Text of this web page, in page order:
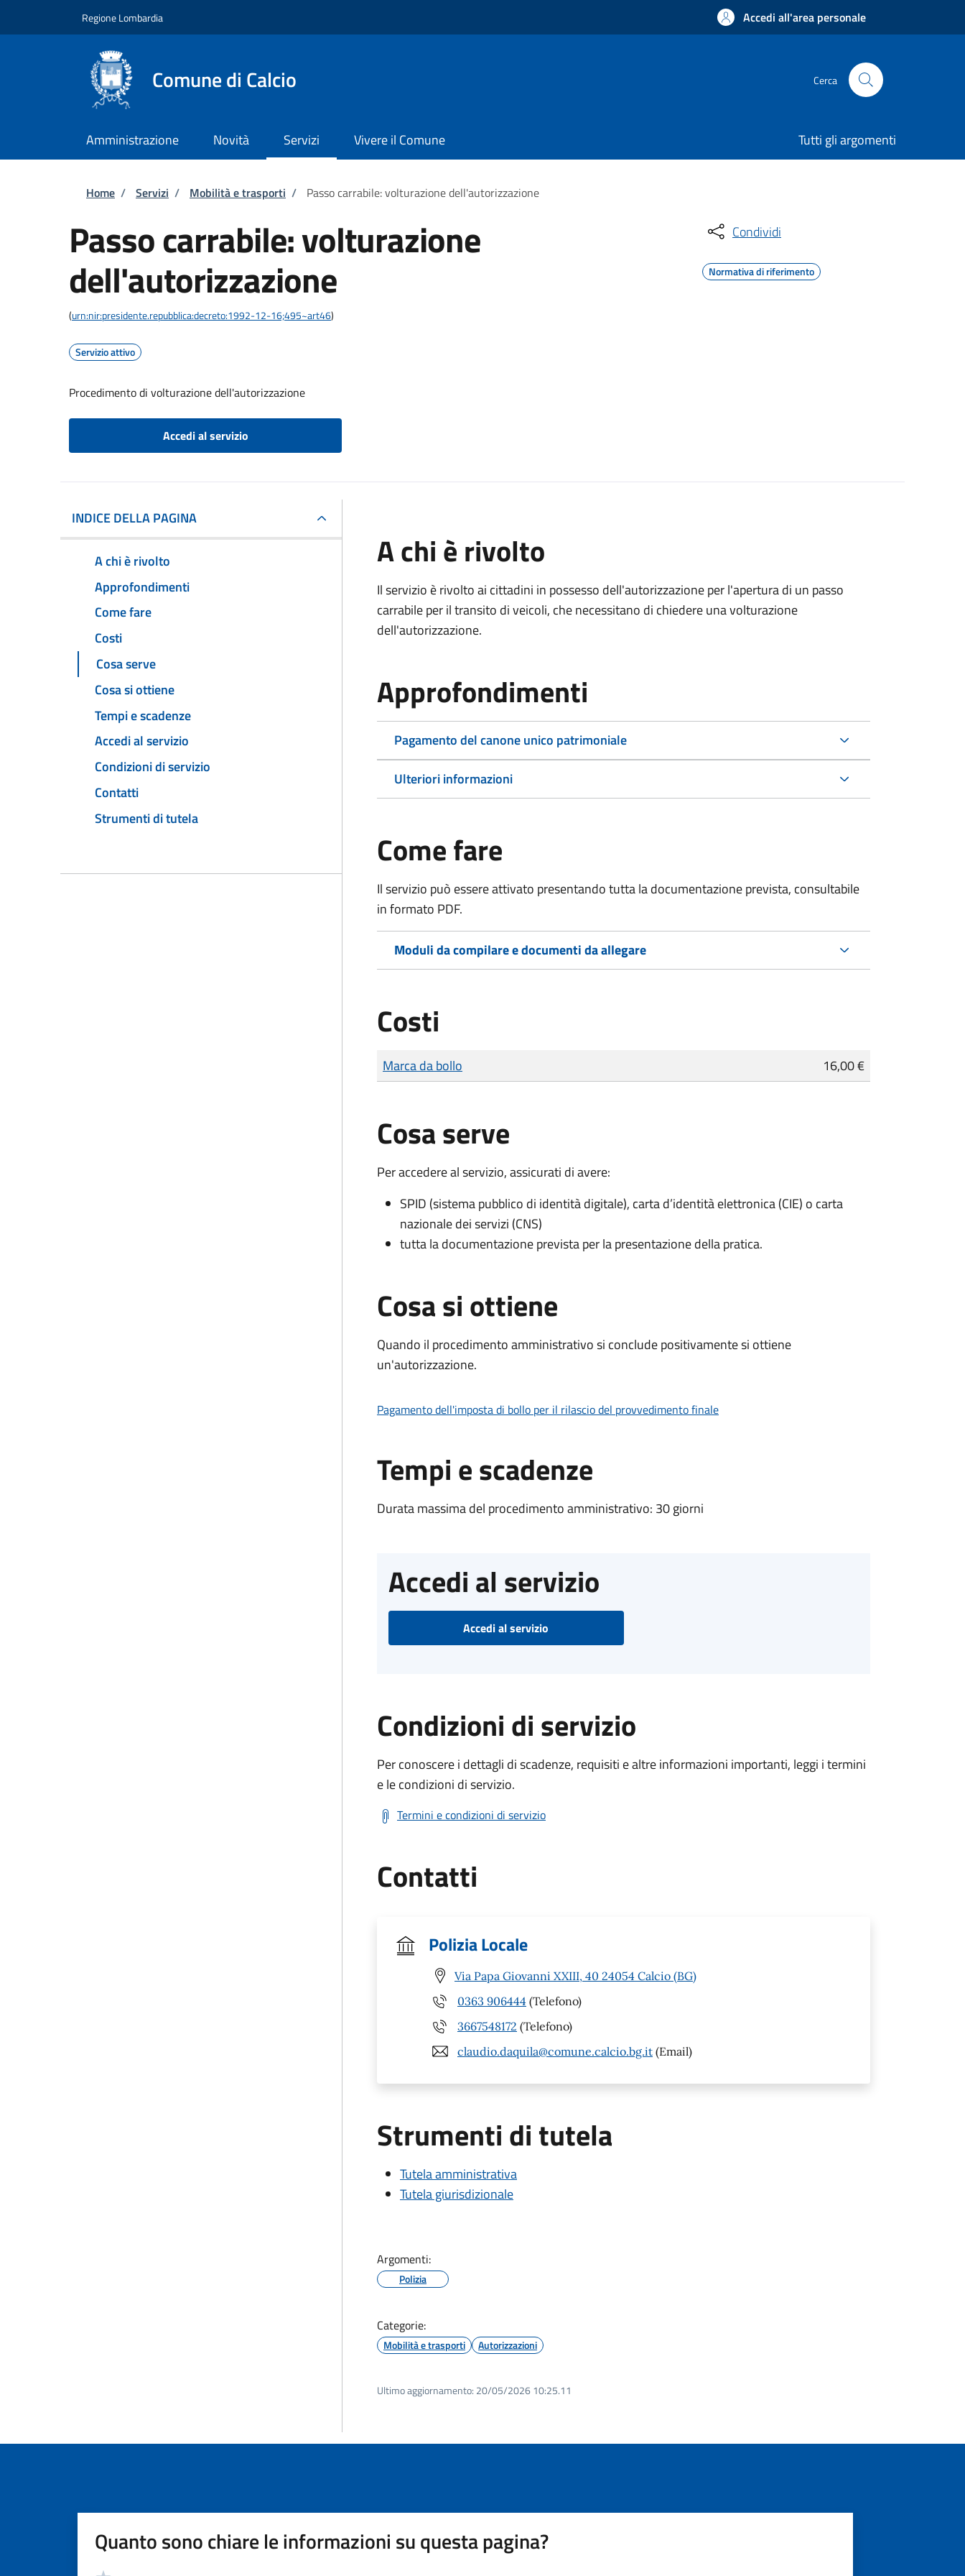
Regione Lombardia Accedi all'area personale
Comune di Calcio Cerca
Amministrazione Novità Servizi Vivere il Comune Tutti gli argomenti
Briciole di pane
Home / Servizi / Mobilità e trasporti / Passo carrabile: volturazione dell'autorizzazione
Passo carrabile: volturazione
dell'autorizzazione
(urn:nir:presidente.repubblica:decreto:1992-12-16;495~art46)
Servizio attivo
Procedimento di volturazione dell'autorizzazione
Accedi al servizio
Condividi
Normativa di riferimento
INDICE DELLA PAGINA
A chi è rivolto
Approfondimenti
Come fare
Costi
Cosa serve
Cosa si ottiene
Tempi e scadenze
Accedi al servizio
Condizioni di servizio
Contatti
Strumenti di tutela
A chi è rivolto
Il servizio è rivolto ai cittadini in possesso dell'autorizzazione per l'apertura di un passo
carrabile per il transito di veicoli, che necessitano di chiedere una volturazione
dell'autorizzazione.
Approfondimenti
Pagamento del canone unico patrimoniale
Ulteriori informazioni
Come fare
Il servizio può essere attivato presentando tutta la documentazione prevista, consultabile
in formato PDF.
Moduli da compilare e documenti da allegare
Costi
Tipo di pagamento
Importo
Marca da bollo 16,00 €
Cosa serve
Per accedere al servizio, assicurati di avere:
SPID (sistema pubblico di identità digitale), carta d’identità elettronica (CIE) o carta
nazionale dei servizi (CNS)
tutta la documentazione prevista per la presentazione della pratica.
Cosa si ottiene
Quando il procedimento amministrativo si conclude positivamente si ottiene
un'autorizzazione.
Pagamento dell'imposta di bollo per il rilascio del provvedimento finale
Tempi e scadenze
Durata massima del procedimento amministrativo: 30 giorni
Accedi al servizio
Accedi al servizio
Condizioni di servizio
Per conoscere i dettagli di scadenze, requisiti e altre informazioni importanti, leggi i termini
e le condizioni di servizio.
Termini e condizioni di servizio
Contatti
Polizia Locale
Via Papa Giovanni XXIII, 40 24054 Calcio (BG)
0363 906444 (Telefono)
3667548172 (Telefono)
claudio.daquila@comune.calcio.bg.it (Email)
Strumenti di tutela
Tutela amministrativa
Tutela giurisdizionale
Argomenti:
Polizia
Categorie:
Mobilità e trasporti Autorizzazioni
Ultimo aggiornamento: 20/05/2026 10:25.11
Quanto sono chiare le informazioni su questa pagina?
Valutazione